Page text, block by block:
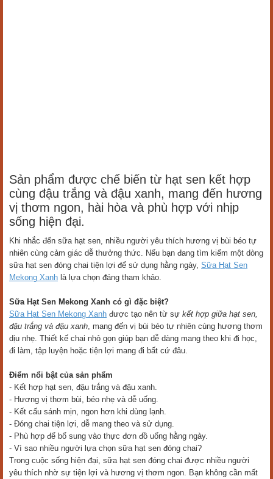
Sản phẩm được chế biến từ hạt sen kết hợp
cùng đậu trắng và đậu xanh, mang đến hương
vị thơm ngon, hài hòa và phù hợp với nhịp
sống hiện đại.
Khi nhắc đến sữa hạt sen, nhiều người yêu thích hương vị bùi béo tự
nhiên cùng cảm giác dễ thưởng thức. Nếu bạn đang tìm kiếm một dòng
sữa hạt sen đóng chai tiện lợi để sử dụng hằng ngày, Sữa Hạt Sen
Mekong Xanh là lựa chọn đáng tham khảo.
Sữa Hạt Sen Mekong Xanh có gì đặc biệt?
Sữa Hạt Sen Mekong Xanh được tạo nên từ sự kết hợp giữa hạt sen,
đậu trắng và đậu xanh, mang đến vị bùi béo tự nhiên cùng hương thơm
dịu nhẹ. Thiết kế chai nhỏ gọn giúp bạn dễ dàng mang theo khi đi học,
đi làm, tập luyện hoặc tiện lợi mang đi bất cứ đâu.
Điểm nổi bật của sản phẩm
- Kết hợp hạt sen, đậu trắng và đậu xanh.
- Hương vị thơm bùi, béo nhẹ và dễ uống.
- Kết cấu sánh mịn, ngon hơn khi dùng lạnh.
- Đóng chai tiện lợi, dễ mang theo và sử dụng.
- Phù hợp để bổ sung vào thực đơn đồ uống hằng ngày.
- Vì sao nhiều người lựa chọn sữa hạt sen đóng chai?
Trong cuộc sống hiện đại, sữa hạt sen đóng chai được nhiều người
yêu thích nhờ sự tiện lợi và hương vị thơm ngon. Bạn không cần mất